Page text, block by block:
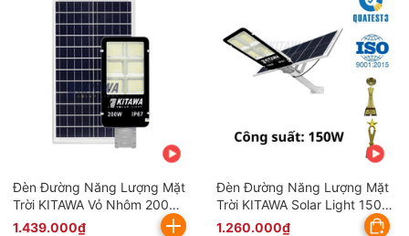
Đèn Đường Năng Lượng Mặt
Trời KITAWA Vỏ Nhôm 200W
BC1200 (Đã bao gồm VAT)
1.439.000₫
Đèn Đường Năng Lượng Mặt
Trời KITAWA Solar Light 150W
BC1150 (Đã bao gồm VAT)
1.260.000₫